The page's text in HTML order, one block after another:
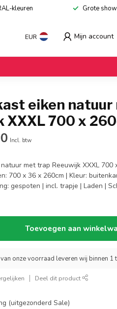
kleuren Grote
EUR Mijn account
eiken
XXXL 700 x
Incl. btw
met trap Reeuwijk XXXL 700
700 x 36 x 260cm | Kleur:
gespoten | incl. trapje | Laden |
Toevoegen aan
onze voorraad leveren wij binnen 1
Deel dit product
(uitgezonderd Sale)